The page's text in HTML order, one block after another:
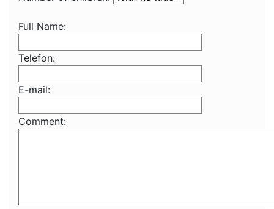
Full Name:
Telefon:
E-mail:
Comment: